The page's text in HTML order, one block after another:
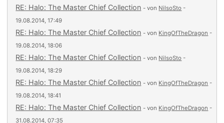
RE: Halo: The Master Chief Collection - von NilsoSto -
19.08.2014, 17:49
RE: Halo: The Master Chief Collection - von KingOfTheDragon -
19.08.2014, 18:06
RE: Halo: The Master Chief Collection - von NilsoSto -
19.08.2014, 18:29
RE: Halo: The Master Chief Collection - von KingOfTheDragon -
19.08.2014, 18:41
RE: Halo: The Master Chief Collection - von KingOfTheDragon -
31.08.2014, 07:35